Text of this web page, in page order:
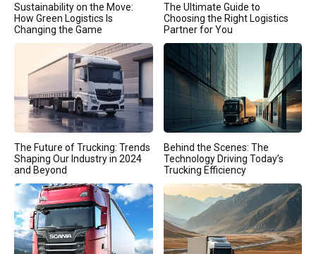
Sustainability on the Move:
How Green Logistics Is
Changing the Game
The Ultimate Guide to
Choosing the Right Logistics
Partner for You
The Future of Trucking: Trends
Shaping Our Industry in 2024
and Beyond
Behind the Scenes: The
Technology Driving Today’s
Trucking Efficiency